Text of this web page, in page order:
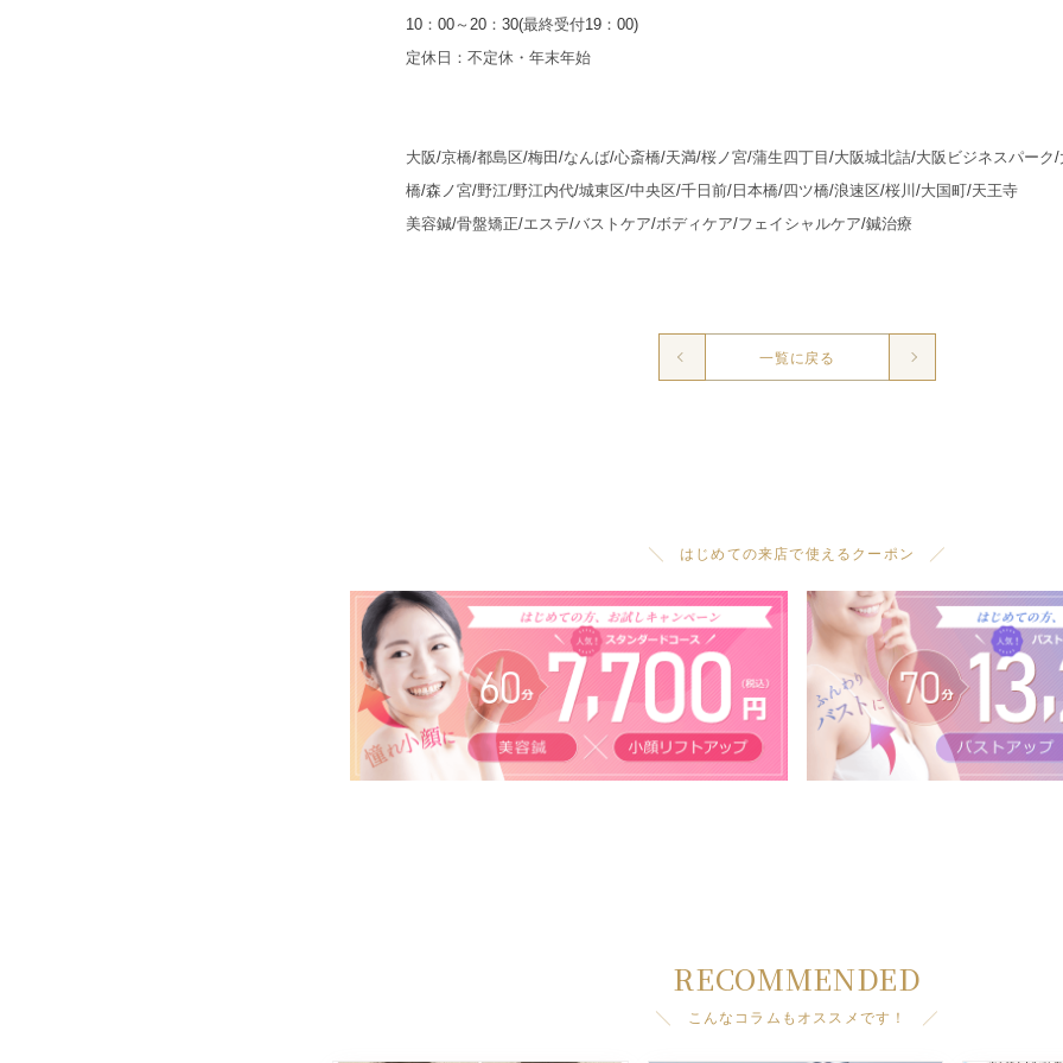
10 ： 00～ 20 ： 30(最終受付19 ： 00)
定休日：不定休・年末年始
大阪/京橋/都島区/梅田 /なんば/心斎橋/天満/桜ノ宮/蒲生四丁目 /大阪城北詰/大阪ビジネスパーク/
橋/森ノ宮/野江/野江内代/城東区/中央区/千日前/ 日本橋/四ツ橋/浪速区/桜川 /大国町/天王寺
美容鍼/骨盤矯正/エステ/バストケア/ボディケア/フェイシャルケア/鍼治療
一覧に戻る
╲ はじめての来店で使えるクーポン ╱
RECOMMENDED
╲ こんなコラムもオススメです！ ╱